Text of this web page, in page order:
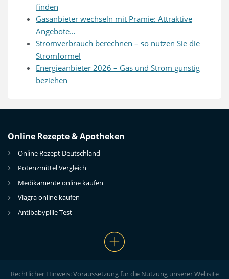
finden
Gasanbieter wechseln mit Prämie: Attraktive
Angebote…
Stromverbrauch berechnen – so nutzen Sie die
Stromformel
Energieanbieter 2026 – Gas und Strom günstig
beziehen
Online Rezepte & Apotheken
Online Rezept Deutschland
Potenzmittel Vergleich
Medikamente online kaufen
Viagra online kaufen
Antibabypille Test
Rechtlicher Hinweis: Voraussetzung für die Nutzung unserer Website